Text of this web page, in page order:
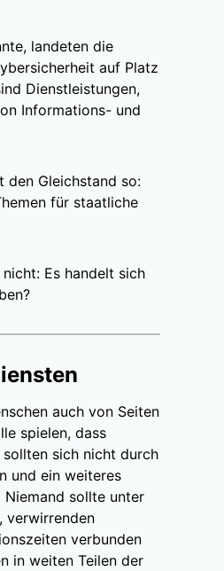
landeten die
auf Platz
Dienstleistungen,
Informations- und
den Gleichstand so:
für staatliche
Es handelt sich
auch von Seiten
spielen, dass
sich nicht durch
und ein weiteres
Niemand sollte unter
verwirrenden
verbunden
in weiten Teilen der